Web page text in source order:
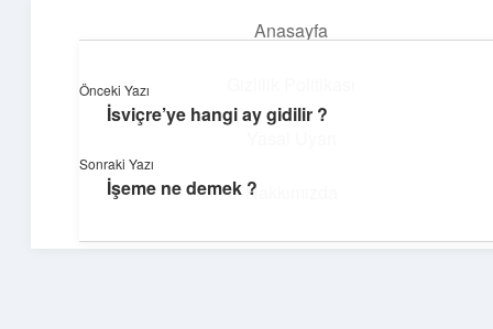
Anasayfa
Hakkımızda
Dijital Köşe
Güncel paylaşımlar ve ilginç keşiflerle dolu içerikler.
Önceki Yazı
İsviçre’ye hangi ay gidilir ?
Sonraki Yazı
İşeme ne demek ?